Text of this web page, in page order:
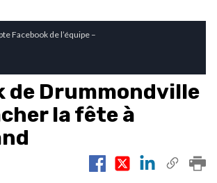
Facebook de l’équipe –
de Drummondville
la fête à